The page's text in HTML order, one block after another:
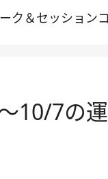
ーク＆セッション
10/7の